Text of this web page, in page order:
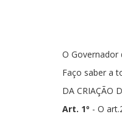
O Governador
Faço saber a
DA CRIAÇÃO
Art. 1º - O